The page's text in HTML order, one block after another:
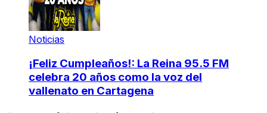
Noticias
¡Feliz Cumpleaños!: La Reina 95.5 FM
celebra 20 años como la voz del
vallenato en Cartagena